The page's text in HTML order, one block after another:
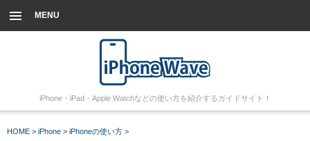
MENU
iPhone・iPad・Apple Watchなどの使い方を紹介するガイドサイト！
HOME > iPhone > iPhoneの使い方 >